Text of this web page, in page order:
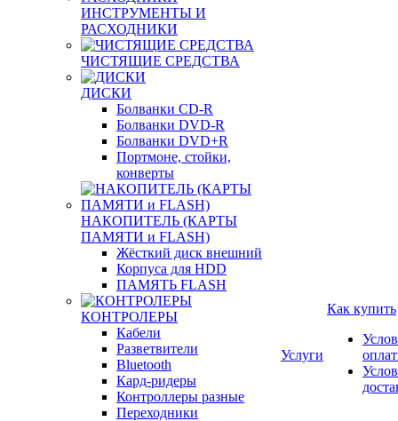
ИНСТРУМЕНТЫ И
РАСХОДНИКИ
ЧИСТЯЩИЕ СРЕДСТВА
ДИСКИ
Болванки CD-R
Болванки DVD-R
Болванки DVD+R
Портмоне, стойки,
конверты
НАКОПИТЕЛЬ (КАРТЫ
ПАМЯТИ и FLASH)
Жёсткий диск внешний
Корпуса для HDD
ПАМЯТЬ FLASH
КОНТРОЛЕРЫ
Кабели
Разветвители
Bluetooth
Кард-ридеры
Контроллеры разные
Переходники
Услуги
Как купить